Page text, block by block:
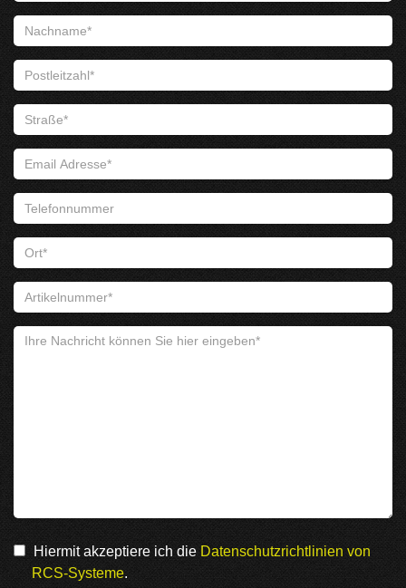
Hiermit akzeptiere ich die Datenschutzrichtlinien von
RCS-Systeme.